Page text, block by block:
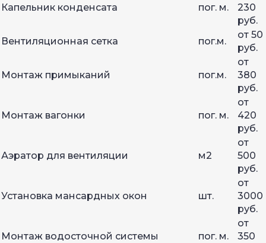
Капельник конденсата пог. м.
230
руб.
Вентиляционная сетка
пог.м.
от 50
руб.
Монтаж примыканий пог.м.
от
380
руб.
Монтаж вагонки пог. м.
от
420
руб.
Аэратор для вентиляции м2
от
500
руб.
Установка мансардных окон шт.
от
3000
руб.
Монтаж водосточной системы пог. м.
от
350